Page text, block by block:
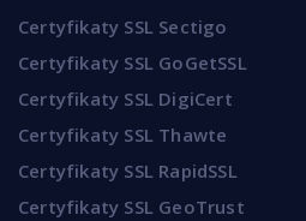
Certyfikaty SSL Sectigo
Certyfikaty SSL GoGetSSL
Certyfikaty SSL DigiCert
Certyfikaty SSL Thawte
Certyfikaty SSL RapidSSL
Certyfikaty SSL GeoTrust